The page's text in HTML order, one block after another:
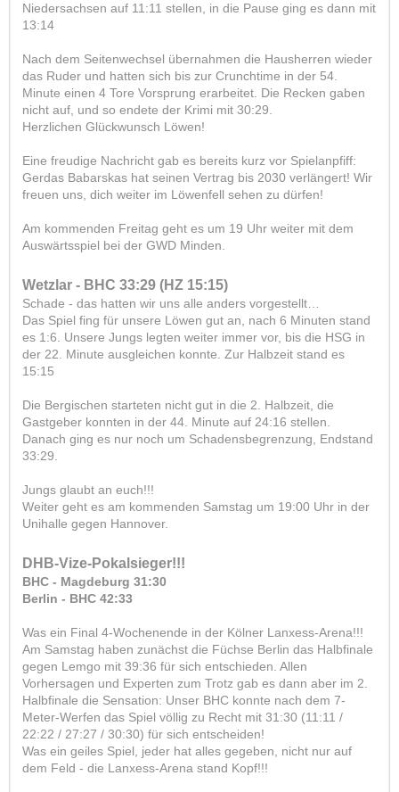
Niedersachsen auf 11:11 stellen, in die Pause ging es dann mit
13:14
Nach dem Seitenwechsel übernahmen die Hausherren wieder
das Ruder und hatten sich bis zur Crunchtime in der 54.
Minute einen 4 Tore Vorsprung erarbeitet. Die Recken gaben
nicht auf, und so endete der Krimi mit 30:29.
Herzlichen Glückwunsch Löwen!
Eine freudige Nachricht gab es bereits kurz vor Spielanpfiff:
Gerdas Babarskas hat seinen Vertrag bis 2030 verlängert! Wir
freuen uns, dich weiter im Löwenfell sehen zu dürfen!
Am kommenden Freitag geht es um 19 Uhr weiter mit dem
Auswärtsspiel bei der GWD Minden.
Wetzlar - BHC 33:29 (HZ 15:15)
Schade - das hatten wir uns alle anders vorgestellt…
Das Spiel fing für unsere Löwen gut an, nach 6 Minuten stand
es 1:6. Unsere Jungs legten weiter immer vor, bis die HSG in
der 22. Minute ausgleichen konnte. Zur Halbzeit stand es
15:15
Die Bergischen starteten nicht gut in die 2. Halbzeit, die
Gastgeber konnten in der 44. Minute auf 24:16 stellen.
Danach ging es nur noch um Schadensbegrenzung, Endstand
33:29.
Jungs glaubt an euch!!!
Weiter geht es am kommenden Samstag um 19:00 Uhr in der
Unihalle gegen Hannover.
DHB-Vize-Pokalsieger!!!
BHC - Magdeburg 31:30
Berlin - BHC 42:33
Was ein Final 4-Wochenende in der Kölner Lanxess-Arena!!!
Am Samstag haben zunächst die Füchse Berlin das Halbfinale
gegen Lemgo mit 39:36 für sich entschieden. Allen
Vorhersagen und Experten zum Trotz gab es dann aber im 2.
Halbfinale die Sensation: Unser BHC konnte nach dem 7-
Meter-Werfen das Spiel völlig zu Recht mit 31:30 (11:11 /
22:22 / 27:27 / 30:30) für sich entscheiden!
Was ein geiles Spiel, jeder hat alles gegeben, nicht nur auf
dem Feld - die Lanxess-Arena stand Kopf!!!